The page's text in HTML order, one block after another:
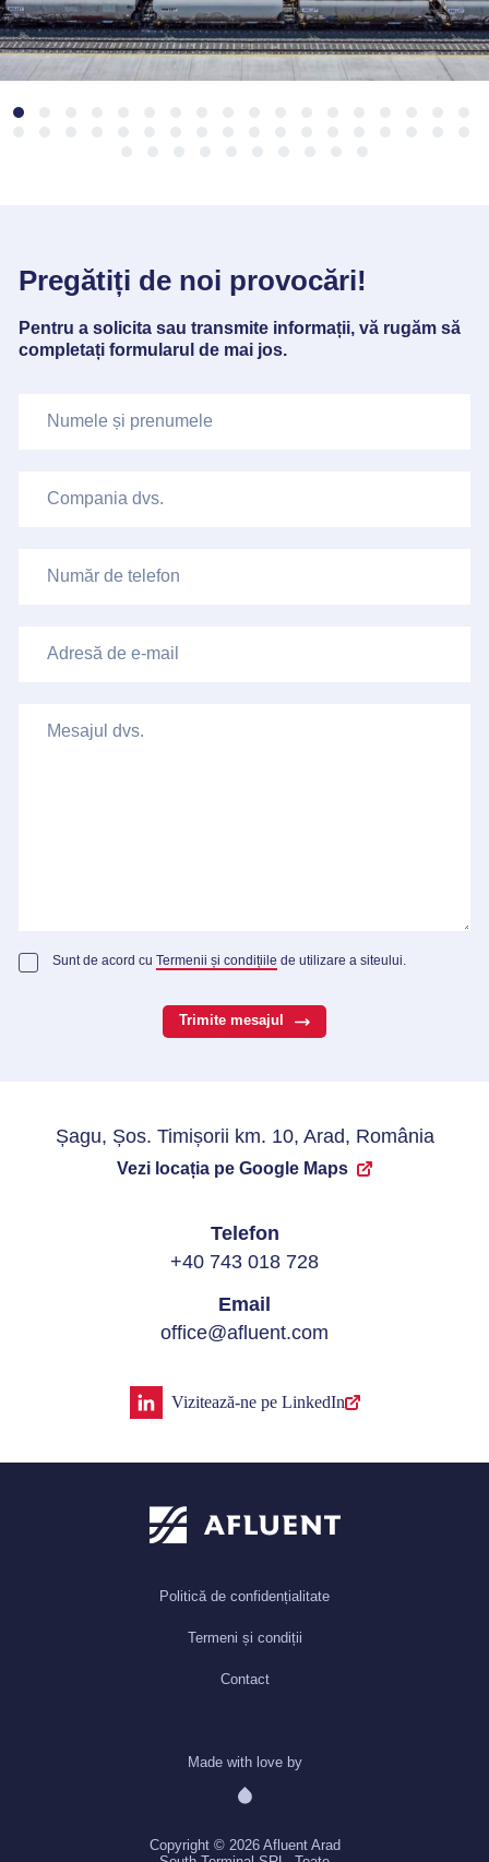
Șagu, Șos. Timișorii km. 10, Arad, România
Vezi locația pe Google Maps
Telefon
+40 743 018 728
Email
office@afluent.com
Vizitează-ne pe LinkedIn
Pregătiți de noi provocări!
Pentru a solicita sau transmite informații, vă rugăm să
completați formularul de mai jos.
Sunt de acord cu Termenii și condițiile de utilizare a siteului.
Trimite mesajul
Copyright © 2026 Afluent Arad
Politică de confidențialitate
Termeni și condiții
Contact
Made with love by